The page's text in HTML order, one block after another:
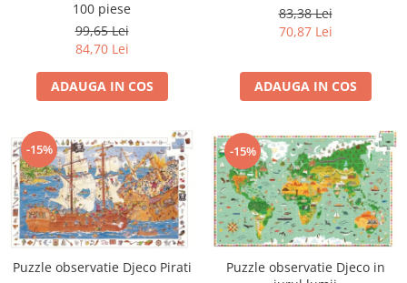
100 piese
99,65 Lei
84,70 Lei
ADAUGA IN COS
83,38 Lei
70,87 Lei
ADAUGA IN COS
-15%
Puzzle observatie Djeco Pirati
-15%
Puzzle observatie Djeco in